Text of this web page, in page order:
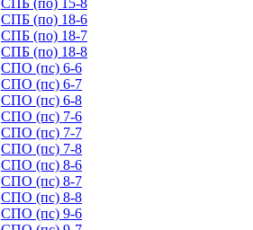
СПБ (по) 15-8
СПБ (по) 18-6
СПБ (по) 18-7
СПБ (по) 18-8
СПО (пс) 6-6
СПО (пс) 6-7
СПО (пс) 6-8
СПО (пс) 7-6
СПО (пс) 7-7
СПО (пс) 7-8
СПО (пс) 8-6
СПО (пс) 8-7
СПО (пс) 8-8
СПО (пс) 9-6